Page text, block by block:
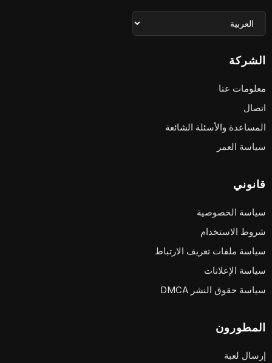
الشركة
معلومات عنا
اتصال
المساعدة والأسئلة الشائعة
سياسة العمر
قانوني
سياسة الخصوصية
شروط الاستخدام
سياسة ملفات تعريف الارتباط
سياسة الإعلانات
سياسة حقوق النشر DMCA
المطورون
إرسال لعبة